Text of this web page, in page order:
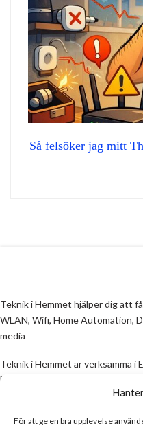
För att ge en bra upplevelse
Så felsöker jag mitt
Teknik i Hemmet hjälper dig att
WLAN, Wifi, Home Automation,
media
Teknik i Hemmet är verksamma i
Email:
All information på denna sida